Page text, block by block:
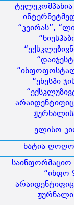
ტელეკომპანია
“კვირას”,
“ენესპი
ელისო
ხატია
საინფორმაციო
“ინფო